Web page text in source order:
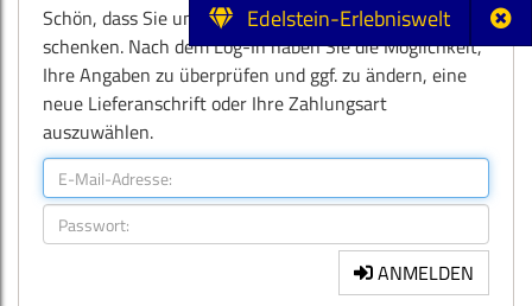
Edelstein-Erlebniswelt
Schön, dass Sie uns ein weiteres Mal Ihr Vertrauen
schenken. Nach dem Log-In haben Sie die Möglichkeit,
Ihre Angaben zu überprüfen und ggf. zu ändern, eine
neue Lieferanschrift oder Ihre Zahlungsart
auszuwählen.
ANMELDEN